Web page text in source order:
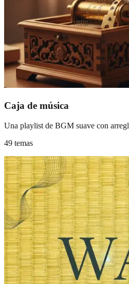
Caja de música
Una playlist de BGM suave con
49 temas